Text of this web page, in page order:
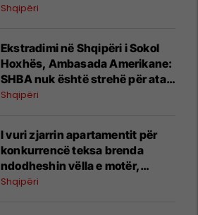
Shqipëri
Ekstradimi në Shqipëri i Sokol
Hoxhës, Ambasada Amerikane:
SHBA nuk është strehë për ata
që keqpërdorin emigracioni për
Shqipëri
I vuri zjarrin apartamentit për
konkurrencë teksa brenda
ndodheshin vëlla e motër,
arrestohet 33-vjeçari në Vlorë
Shqipëri